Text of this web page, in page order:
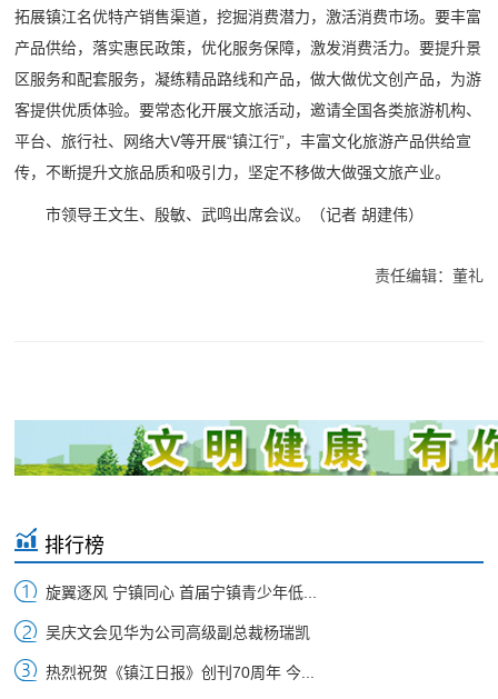
拓展镇江名优特产销售渠道，挖掘消费潜力，激活消费市场。要丰富
产品供给，落实惠民政策，优化服务保障，激发消费活力。要提升景
区服务和配套服务，凝练精品路线和产品，做大做优文创产品，为游
客提供优质体验。要常态化开展文旅活动，邀请全国各类旅游机构、
平台、旅行社、网络大V等开展“镇江行”，丰富文化旅游产品供给宣
传，不断提升文旅品质和吸引力，坚定不移做大做强文旅产业。
市领导王文生、殷敏、武鸣出席会议。 （记者 胡建伟）
责任编辑：董礼
排行榜
旋翼逐风 宁镇同心 首届宁镇青少年低...
吴庆文会见华为公司高级副总裁杨瑞凯
热烈祝贺《镇江日报》创刊70周年 今...